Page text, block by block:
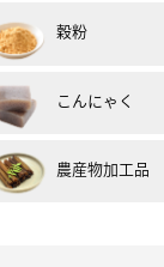
穀粉
こんにゃく
農産物加工品